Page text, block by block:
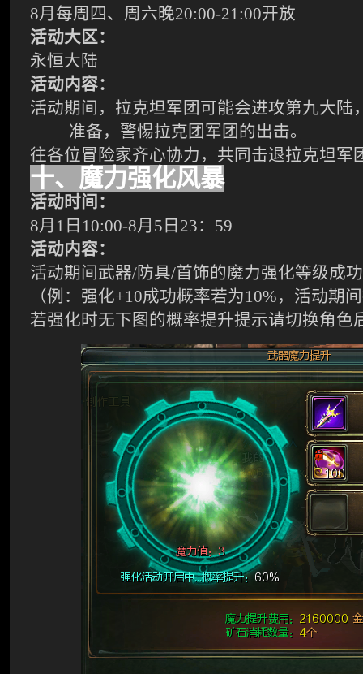
8月每周四、周六晚20:00-21:00开放
活动大区：
永恒大陆
活动内容：
活动期间，拉克坦军团可能会进攻第九大陆
准备，警惕拉克团军团的出击。
往各位冒险家齐心协力，共同击退拉克坦军
十、魔力强化风暴
活动时间：
8月1日 10:00-8月5日 23： 59
活动内容：
活动期间武器/防具/首饰的魔力强化等级成
（例：强化+10成功概率若为10%，活动期
若强化时无下图的概率提升提示请切换角色